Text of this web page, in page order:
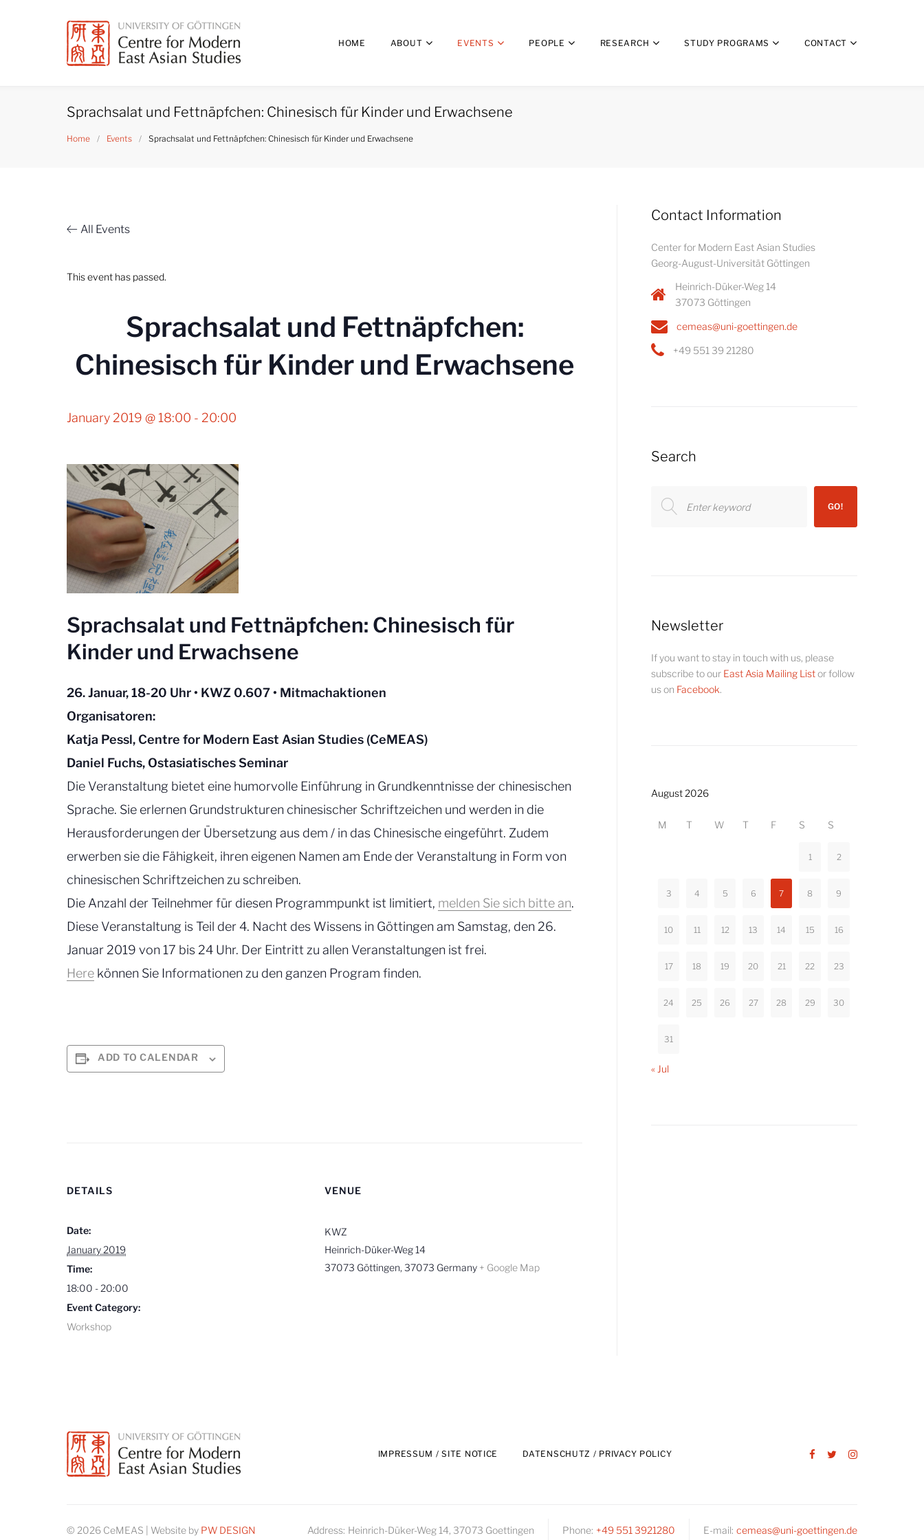
HOME ABOUT EVENTS PEOPLE RESEARCH STUDY PROGRAMS CONTACT
Sprachsalat und Fettnäpfchen: Chinesisch für Kinder und Erwachsene
Home / Events / Sprachsalat und Fettnäpfchen: Chinesisch für Kinder und Erwachsene
All Events
This event has passed.
Sprachsalat und Fettnäpfchen:
Chinesisch für Kinder und Erwachsene
January 2019 @ 18:00 - 20:00
Sprachsalat und Fettnäpfchen: Chinesisch für
Kinder und Erwachsene
26. Januar, 18-20 Uhr • KWZ 0.607 • Mitmachaktionen
Organisatoren:
Katja Pessl, Centre for Modern East Asian Studies (CeMEAS)
Daniel Fuchs, Ostasiatisches Seminar
Die Veranstaltung bietet eine humorvolle Einführung in Grundkenntnisse der chinesischen
Sprache. Sie erlernen Grundstrukturen chinesischer Schriftzeichen und werden in die
Herausforderungen der Übersetzung aus dem / in das Chinesische eingeführt. Zudem
erwerben sie die Fähigkeit, ihren eigenen Namen am Ende der Veranstaltung in Form von
chinesischen Schriftzeichen zu schreiben.
Die Anzahl der Teilnehmer für diesen Programmpunkt ist limitiert, melden Sie sich bitte an.
Diese Veranstaltung is Teil der 4. Nacht des Wissens in Göttingen am Samstag, den 26.
Januar 2019 von 17 bis 24 Uhr. Der Eintritt zu allen Veranstaltungen ist frei.
Here können Sie Informationen zu den ganzen Program finden.
ADD TO CALENDAR
DETAILS
Date:
January 2019
Time:
18:00 - 20:00
Event Category:
Workshop
VENUE
KWZ
Heinrich-Düker-Weg 14
37073 Göttingen, 37073 Germany + Google Map
Contact Information
Center for Modern East Asian Studies
Georg-August-Universität Göttingen
Heinrich-Düker-Weg 14
37073 Göttingen
cemeas@uni-goettingen.de
+49 551 39 21280
Search
for:
GO!
Newsletter
If you want to stay in touch with us, please
subscribe to our East Asia Mailing Listor follow
us on Facebook.
August 2026
M T W T F S S
1 2
3 4 5 6 7 8 9
10 11 12 13 14 15 16
17 18 19 20 21 22 23
24 25 26 27 28 29 30
31
« Jul
IMPRESSUM / SITE NOTICE DATENSCHUTZ / PRIVACY POLICY
© 2026 CeMEAS | Website by PW DESIGN Address: Heinrich-Düker-Weg 14, 37073 Goettingen Phone: +49 551 3921280 E-mail: cemeas@uni-goettingen.de